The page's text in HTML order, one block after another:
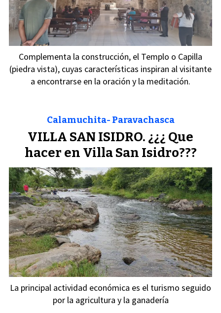
Complementa la construcción, el Templo o Capilla
(piedra vista), cuyas características inspiran al visitante
a encontrarse en la oración y la meditación.
VILLA SAN ISIDRO. ¿¿¿ Que
hacer en Villa San Isidro???
Calamuchita- Paravachasca
La principal actividad económica es el turismo seguido
por la agricultura y la ganadería